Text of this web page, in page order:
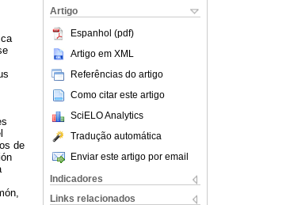
Artigo
Espanhol (pdf)
Artigo em XML
Referências do artigo
Como citar este artigo
SciELO Analytics
Tradução automática
Enviar este artigo por email
Indicadores
Links relacionados
de